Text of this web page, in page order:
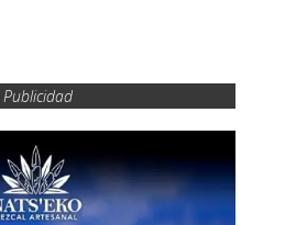
Publicidad